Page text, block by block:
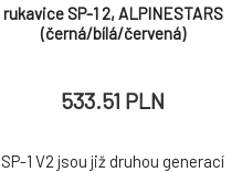
rukavice SP-1 2, ALPINESTARS
(černá/bílá/červená)
533.51 PLN
SP-1 V2 jsou již druhou generací